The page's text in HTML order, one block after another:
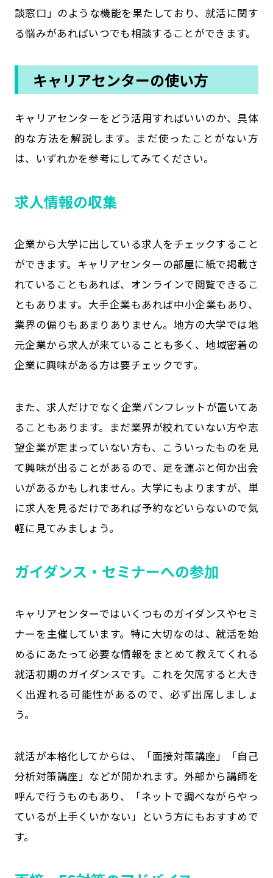
談窓口」のような機能を果たしており、就活に関す
る悩みがあればいつでも相談することができます。
キャリアセンターの使い方
キャリアセンターをどう活用すればいいのか、具体
的な方法を解説します。まだ使ったことがない方
は、いずれかを参考にしてみてください。
求人情報の収集
企業から大学に出している求人をチェックすること
ができます。キャリアセンターの部屋に紙で掲載さ
れていることもあれば、オンラインで閲覧できるこ
ともあります。大手企業もあれば中小企業もあり、
業界の偏りもあまりありません。地方の大学では地
元企業から求人が来ていることも多く、地域密着の
企業に興味がある方は要チェックです。
また、求人だけでなく企業パンフレットが置いてあ
ることもあります。まだ業界が絞れていない方や志
望企業が定まっていない方も、こういったものを見
て興味が出ることがあるので、足を運ぶと何か出会
いがあるかもしれません。大学にもよりますが、単
に求人を見るだけであれば予約などいらないので気
軽に見てみましょう。
ガイダンス・セミナーへの参加
キャリアセンターではいくつものガイダンスやセミ
ナーを主催しています。特に大切なのは、就活を始
めるにあたって必要な情報をまとめて教えてくれる
就活初期のガイダンスです。これを欠席すると大き
く出遅れる可能性があるので、必ず出席しましょ
う。
就活が本格化してからは、「面接対策講座」「自己
分析対策講座」などが開かれます。外部から講師を
呼んで行うものもあり、「ネットで調べながらやっ
ているが上手くいかない」という方にもおすすめで
す。